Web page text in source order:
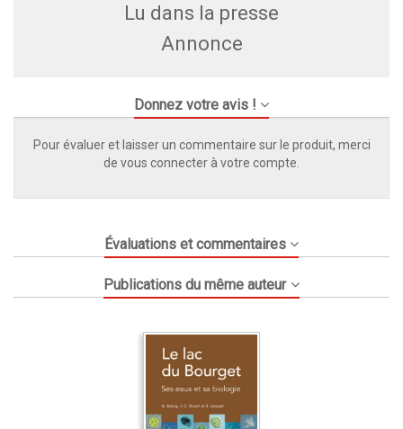
Lu dans la presse
Annonce
Donnez votre avis !
Pour évaluer et laisser un commentaire sur le produit, merci
de vous connecter à votre compte.
Évaluations et commentaires
Publications du même auteur